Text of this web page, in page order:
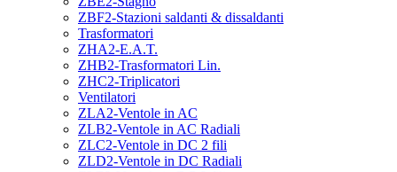
ZBF2-Stazioni saldanti & dissaldanti
Trasformatori
ZHA2-E.A.T.
ZHB2-Trasformatori Lin.
ZHC2-Triplicatori
Ventilatori
ZLA2-Ventole in AC
ZLB2-Ventole in AC Radiali
ZLC2-Ventole in DC 2 fili
ZLD2-Ventole in DC Radiali